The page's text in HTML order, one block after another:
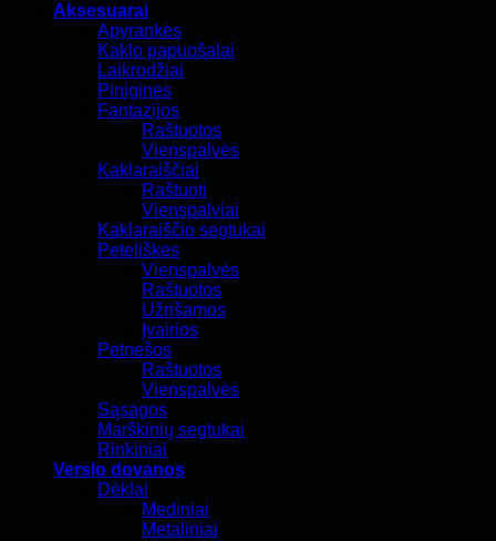
Aksesuarai
Apyrankės
Kaklo papuošalai
Laikrodžiai
Piniginės
Fantazijos
Raštuotos
Vienspalvės
Kaklaraiščiai
Raštuoti
Vienspalviai
Kaklaraiščio segtukai
Peteliškės
Vienspalvės
Raštuotos
Užrišamos
Įvairios
Petnešos
Raštuotos
Vienspalvės
Sąsagos
Marškinių segtukai
Rinkiniai
Verslo dovanos
Dėklai
Mediniai
Metaliniai